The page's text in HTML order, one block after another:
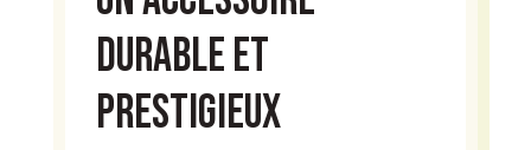
durable et
prestigieux